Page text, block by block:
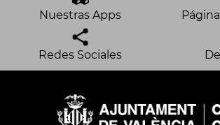
Nuestras Apps
Redes Sociales